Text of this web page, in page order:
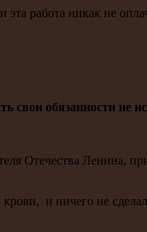
работа никак не
свои обязанности не
Отечества Ленина,
и ничего не